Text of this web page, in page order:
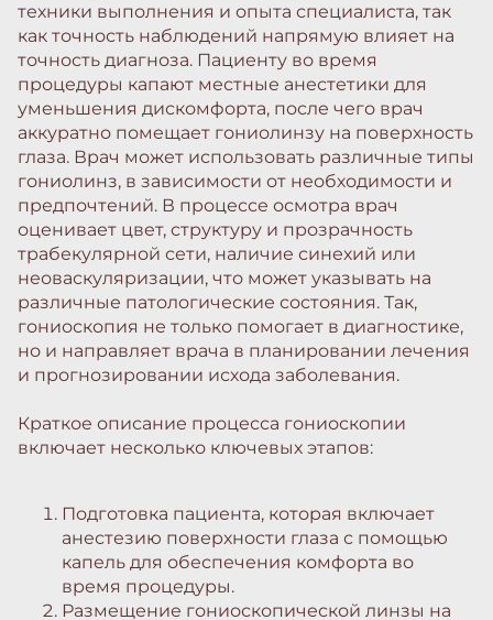
техники выполнения и опыта специалиста, так
как точность наблюдений напрямую влияет на
точность диагноза. Пациенту во время
процедуры капают местные анестетики для
уменьшения дискомфорта, после чего врач
аккуратно помещает гониолинзу на поверхность
глаза. Врач может использовать различные типы
гониолинз, в зависимости от необходимости и
предпочтений. В процессе осмотра врач
оценивает цвет, структуру и прозрачность
трабекулярной сети, наличие синехий или
неоваскуляризации, что может указывать на
различные патологические состояния. Так,
гониоскопия не только помогает в диагностике,
но и направляет врача в планировании лечения
и прогнозировании исхода заболевания.
Краткое описание процесса гониоскопии
включает несколько ключевых этапов:
Подготовка пациента, которая включает
анестезию поверхности глаза с помощью
капель для обеспечения комфорта во
время процедуры.
Размещение гониоскопической линзы на